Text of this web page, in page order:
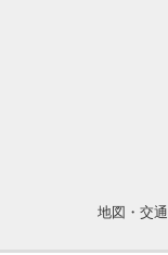
地図・交通